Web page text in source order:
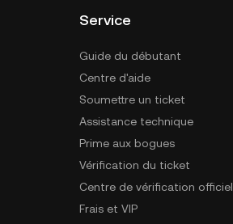
Service
Guide du débutant
Centre d'aide
Soumettre un ticket
Assistance technique
Prime aux bogues
Vérification du ticket
Centre de vérification officiel
Frais et VIP